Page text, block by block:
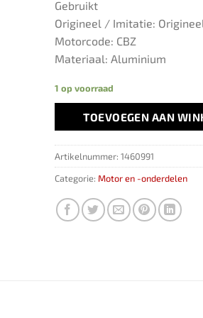
Gebruikt
Origineel / Imitatie:
Motorcode: CBZ
Materiaal: Aluminium
1 op voorraad
TOEVOEGEN AAN
Artikelnummer: 1460991
Categorie: Motor en -onderdelen